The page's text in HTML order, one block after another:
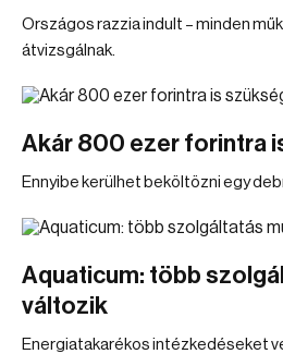
Országos razzia indult – minden
átvizsgálnak.
Akár 800 ezer forintra
Ennyibe kerülhet beköltözni egy
Aquaticum: több
változik
Energiatakarékos intézkedéseket